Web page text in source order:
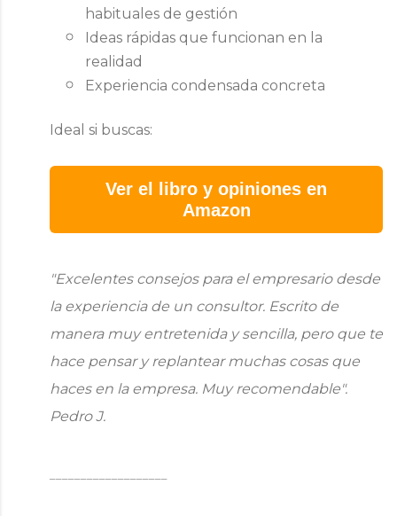
habituales de gestión
Ideas rápidas que funcionan en la
realidad
Experiencia condensada concreta
Ideal si buscas:
Ver el libro y opiniones en
Amazon
"Excelentes consejos para el empresario desde
la experiencia de un consultor. Escrito de
manera muy entretenida y sencilla, pero que te
hace pensar y replantear muchas cosas que
haces en la empresa. Muy recomendable".
Pedro J.